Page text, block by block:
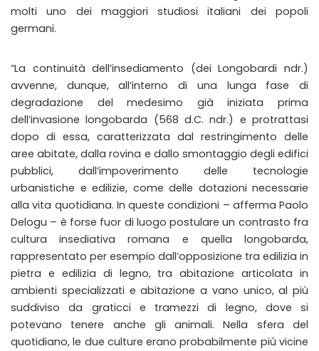
molti uno dei maggiori studiosi italiani dei popoli
germani.
“La continuità dell’insediamento (dei Longobardi ndr.)
avvenne, dunque, all’interno di una lunga fase di
degradazione del medesimo già iniziata prima
dell’invasione longobarda (568 d.C. ndr.) e protrattasi
dopo di essa, caratterizzata dal restringimento delle
aree abitate, dalla rovina e dallo smontaggio degli edifici
pubblici, dall’impoverimento delle tecnologie
urbanistiche e edilizie, come delle dotazioni necessarie
alla vita quotidiana. In queste condizioni – afferma Paolo
Delogu – è forse fuor di luogo postulare un contrasto fra
cultura insediativa romana e quella longobarda,
rappresentato per esempio dall’opposizione tra edilizia in
pietra e edilizia di legno, tra abitazione articolata in
ambienti specializzati e abitazione a vano unico, al più
suddiviso da graticci e tramezzi di legno, dove si
potevano tenere anche gli animali. Nella sfera del
quotidiano, le due culture erano probabilmente più vicine